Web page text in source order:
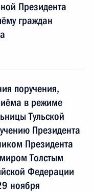
Президента
граждан
поручения,
в режиме
Тульской
Президента
Президента
Толстым
Федерации
ноября